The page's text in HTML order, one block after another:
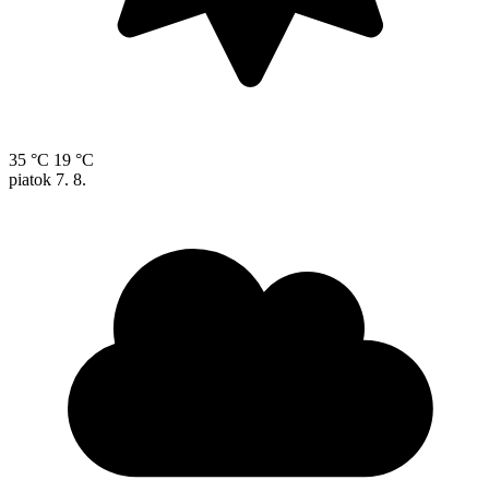
35 °C 19 °C
piatok 7. 8.